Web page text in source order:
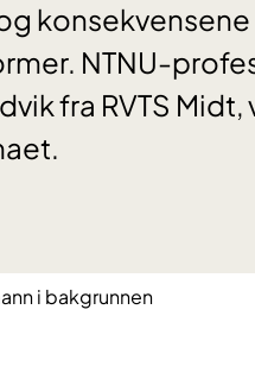
konsekvensene
NTNU-
fra RVTS Midt,